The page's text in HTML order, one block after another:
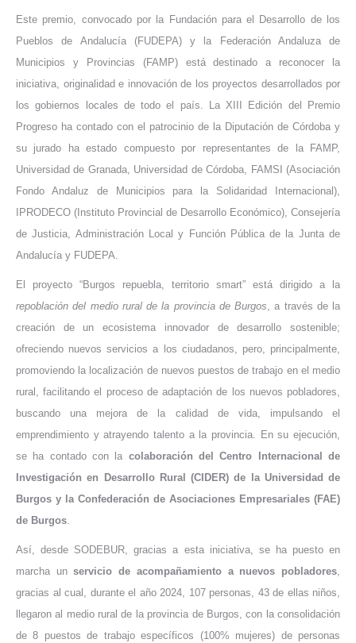
Este premio, convocado por la Fundación para el Desarrollo de los
Pueblos de Andalucía (FUDEPA) y la Federación Andaluza de
Municipios y Provincias (FAMP) está destinado a reconocer la
iniciativa, originalidad e innovación de los proyectos desarrollados por
los gobiernos locales de todo el país. La XIII Edición del Premio
Progreso ha contado con el patrocinio de la Diputación de Córdoba y
su jurado ha estado compuesto por representantes de la FAMP,
Universidad de Granada, Universidad de Córdoba, FAMSI (Asociación
Fondo Andaluz de Municipios para la Solidaridad Internacional),
IPRODECO (Instituto Provincial de Desarrollo Económico), Consejería
de Justicia, Administración Local y Función Pública de la Junta de
Andalucía y FUDEPA.
El proyecto “Burgos repuebla, territorio smart” está dirigido a la
repoblación del medio rural de la provincia de Burgos, a través de la
creación de un ecosistema innovador de desarrollo sostenible;
ofreciendo nuevos servicios a los ciudadanos, pero, principalmente,
promoviendo la localización de nuevos puestos de trabajo en el medio
rural, facilitando el proceso de adaptación de los nuevos pobladores,
buscando una mejora de la calidad de vida, impulsando el
emprendimiento y atrayendo talento a la provincia. En su ejecución,
se ha contado con la colaboración del Centro Internacional de
Investigación en Desarrollo Rural (CIDER) de la Universidad de
Burgos y la Confederación de Asociaciones Empresariales (FAE)
de Burgos.
Así, desde SODEBUR, gracias a esta iniciativa, se ha puesto en
marcha unservicio de acompañamiento a nuevos pobladores,
gracias al cual, durante el año 2024, 107 personas, 43 de ellas niños,
llegaron al medio rural de la provincia de Burgos, con la consolidación
de 8 puestos de trabajo específicos (100% mujeres) de personas